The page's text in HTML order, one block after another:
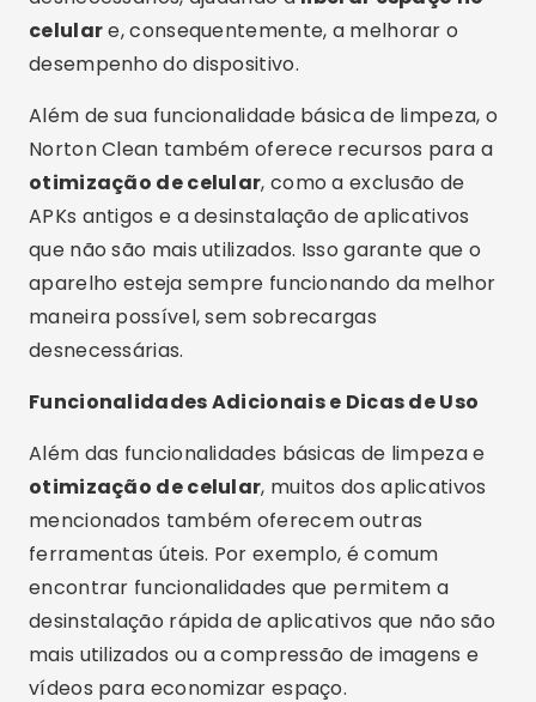
desinstalação rápida de aplicativos que não são
mais utilizados ou a compressão de imagens e
Outra dica importante é realizar a limpeza de
forma regular, para evitar o acúmulo de arquivos
inúteis. Dessa forma, você garante que seu
smartphone estará sempre funcionando de
maneira eficiente, sem os transtornos causados
por lentidão ou falta de espaço.
Conclusão
Manter amemória do celularlimpa é essencial
para garantir o bom funcionamento do seu
dispositivo. Felizmente, existem diversos